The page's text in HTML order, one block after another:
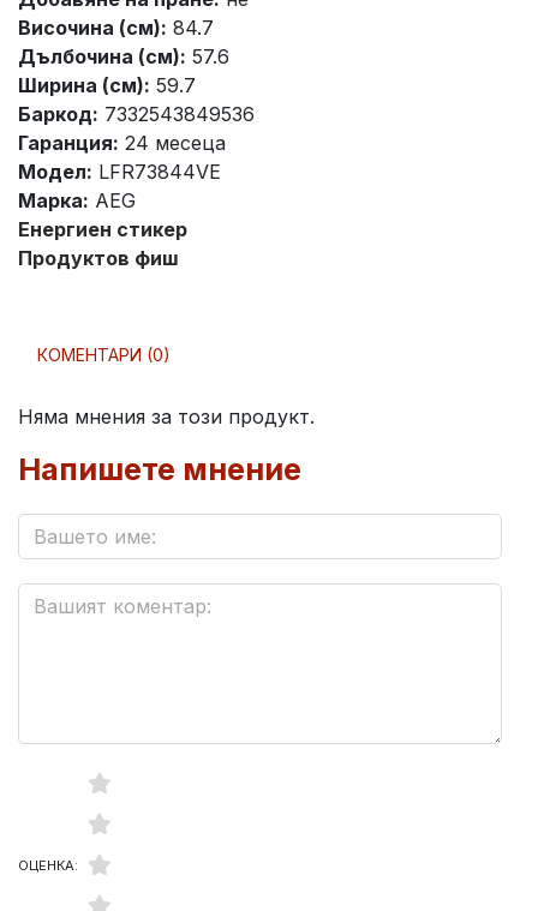
Височина (см): 84.7
Дълбочина (см): 57.6
Ширина (см): 59.7
Баркод: 7332543849536
Гаранция: 24 месеца
Модел: LFR73844VE
Марка: AEG
Енергиен стикер
Продуктов фиш
КОМЕНТАРИ (0)
Няма мнения за този продукт.
Напишете мнение
ОЦЕНКА: